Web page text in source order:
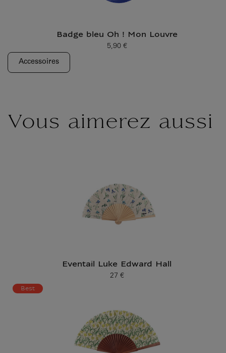
Badge bleu Oh ! Mon Louvre
Prix ​​actuel
5,90 €
Accessoires
Vous aimerez aussi
Eventail Luke Edward Hall
Prix ​​actuel
27 €
Best